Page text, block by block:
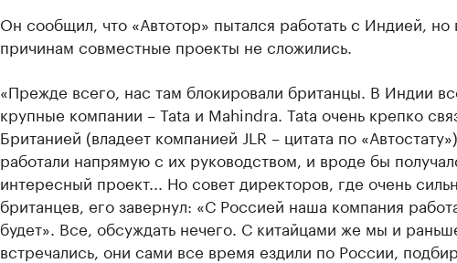
Он сообщил, что «Автотор» пытался работать с Индией,
причинам совместные проекты не сложились.
«Прежде всего, нас там блокировали британцы. В Индии
крупные компании – Tata и Mahindra. Tata очень крепко
Британией (владеет компанией JLR – цитата по
работали напрямую с их руководством, и вроде бы
интересный проект... Но совет директоров, где очень
британцев, его завернул: «С Россией наша компания
будет». Все, обсуждать нечего. С китайцами же мы и
встречались, они сами все время ездили по России,